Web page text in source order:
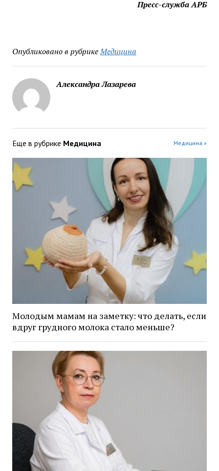
Пресс-служба АРБ
Опубликовано в рубрикеМедицина
Александра Лазарева
Еще в рубрике Медицина Медицина »
Молодым мамам на заметку: что делать, если
вдруг грудного молока стало меньше?